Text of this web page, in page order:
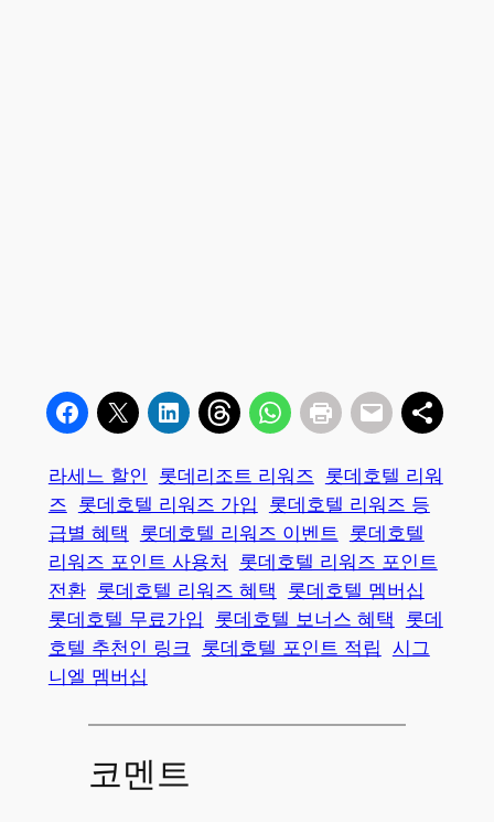
라세느 할인 롯데리조트 리워즈 롯데호텔 리워
즈 롯데호텔 리워즈 가입
롯데호텔 리워즈 등
급별 혜택
롯데호텔 리워즈 이벤트
롯데호텔
리워즈 포인트 사용처
롯데호텔 리워즈 포인트
전환 롯데호텔 리워즈 혜택
롯데호텔 멤버십
롯데호텔 무료가입
롯데호텔 보너스 혜택
롯데
호텔 추천인 링크
롯데호텔 포인트 적립 시그
니엘 멤버십
코멘트